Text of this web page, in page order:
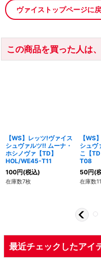
ヴァイストップページに
この商品を買った人は
【WS】レッツ!ヴァイス
シュヴァルツ!! ムーナ・
ホシノヴァ【TD】
HOL/WE45-T11
100円(税込)
在庫数7枚
【WS
シュヴ
こ【
T08
50円(
在庫数
最近チェックしたアイ